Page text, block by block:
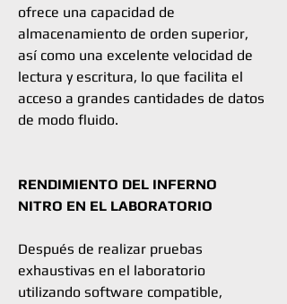
ofrece una capacidad de
almacenamiento de orden superior,
así como una excelente velocidad de
lectura y escritura, lo que facilita el
acceso a grandes cantidades de datos
de modo fluido.
RENDIMIENTO DEL INFERNO
NITRO EN EL LABORATORIO
Después de realizar pruebas
exhaustivas en el laboratorio
utilizando software compatible,